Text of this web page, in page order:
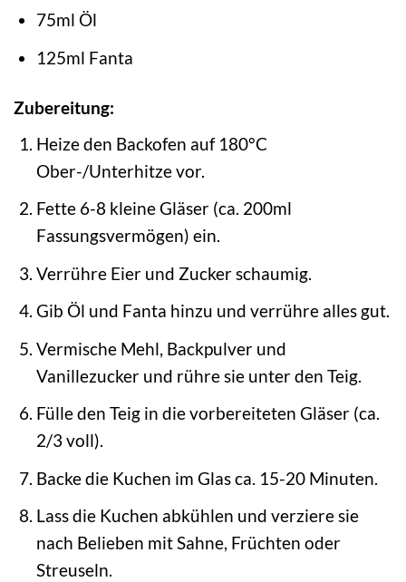
75ml Öl
125ml Fanta
Zubereitung:
Heize den Backofen auf 180°C
Ober-/Unterhitze vor.
Fette 6-8 kleine Gläser (ca. 200ml
Fassungsvermögen) ein.
Verrühre Eier und Zucker schaumig.
Gib Öl und Fanta hinzu und verrühre alles gut.
Vermische Mehl, Backpulver und
Vanillezucker und rühre sie unter den Teig.
Fülle den Teig in die vorbereiteten Gläser (ca.
2/3 voll).
Backe die Kuchen im Glas ca. 15-20 Minuten.
Lass die Kuchen abkühlen und verziere sie
nach Belieben mit Sahne, Früchten oder
Streuseln.